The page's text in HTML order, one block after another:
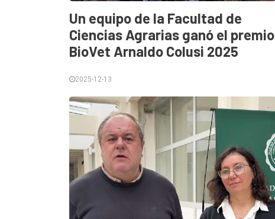
Un equipo de la Facultad de
Ciencias Agrarias ganó el premio
BioVet Arnaldo Colusi 2025
2025-12-13